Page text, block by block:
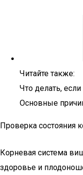
Читайте также:
Что делать,
Основные
Проверка состояния
Корневая система
здоровье и